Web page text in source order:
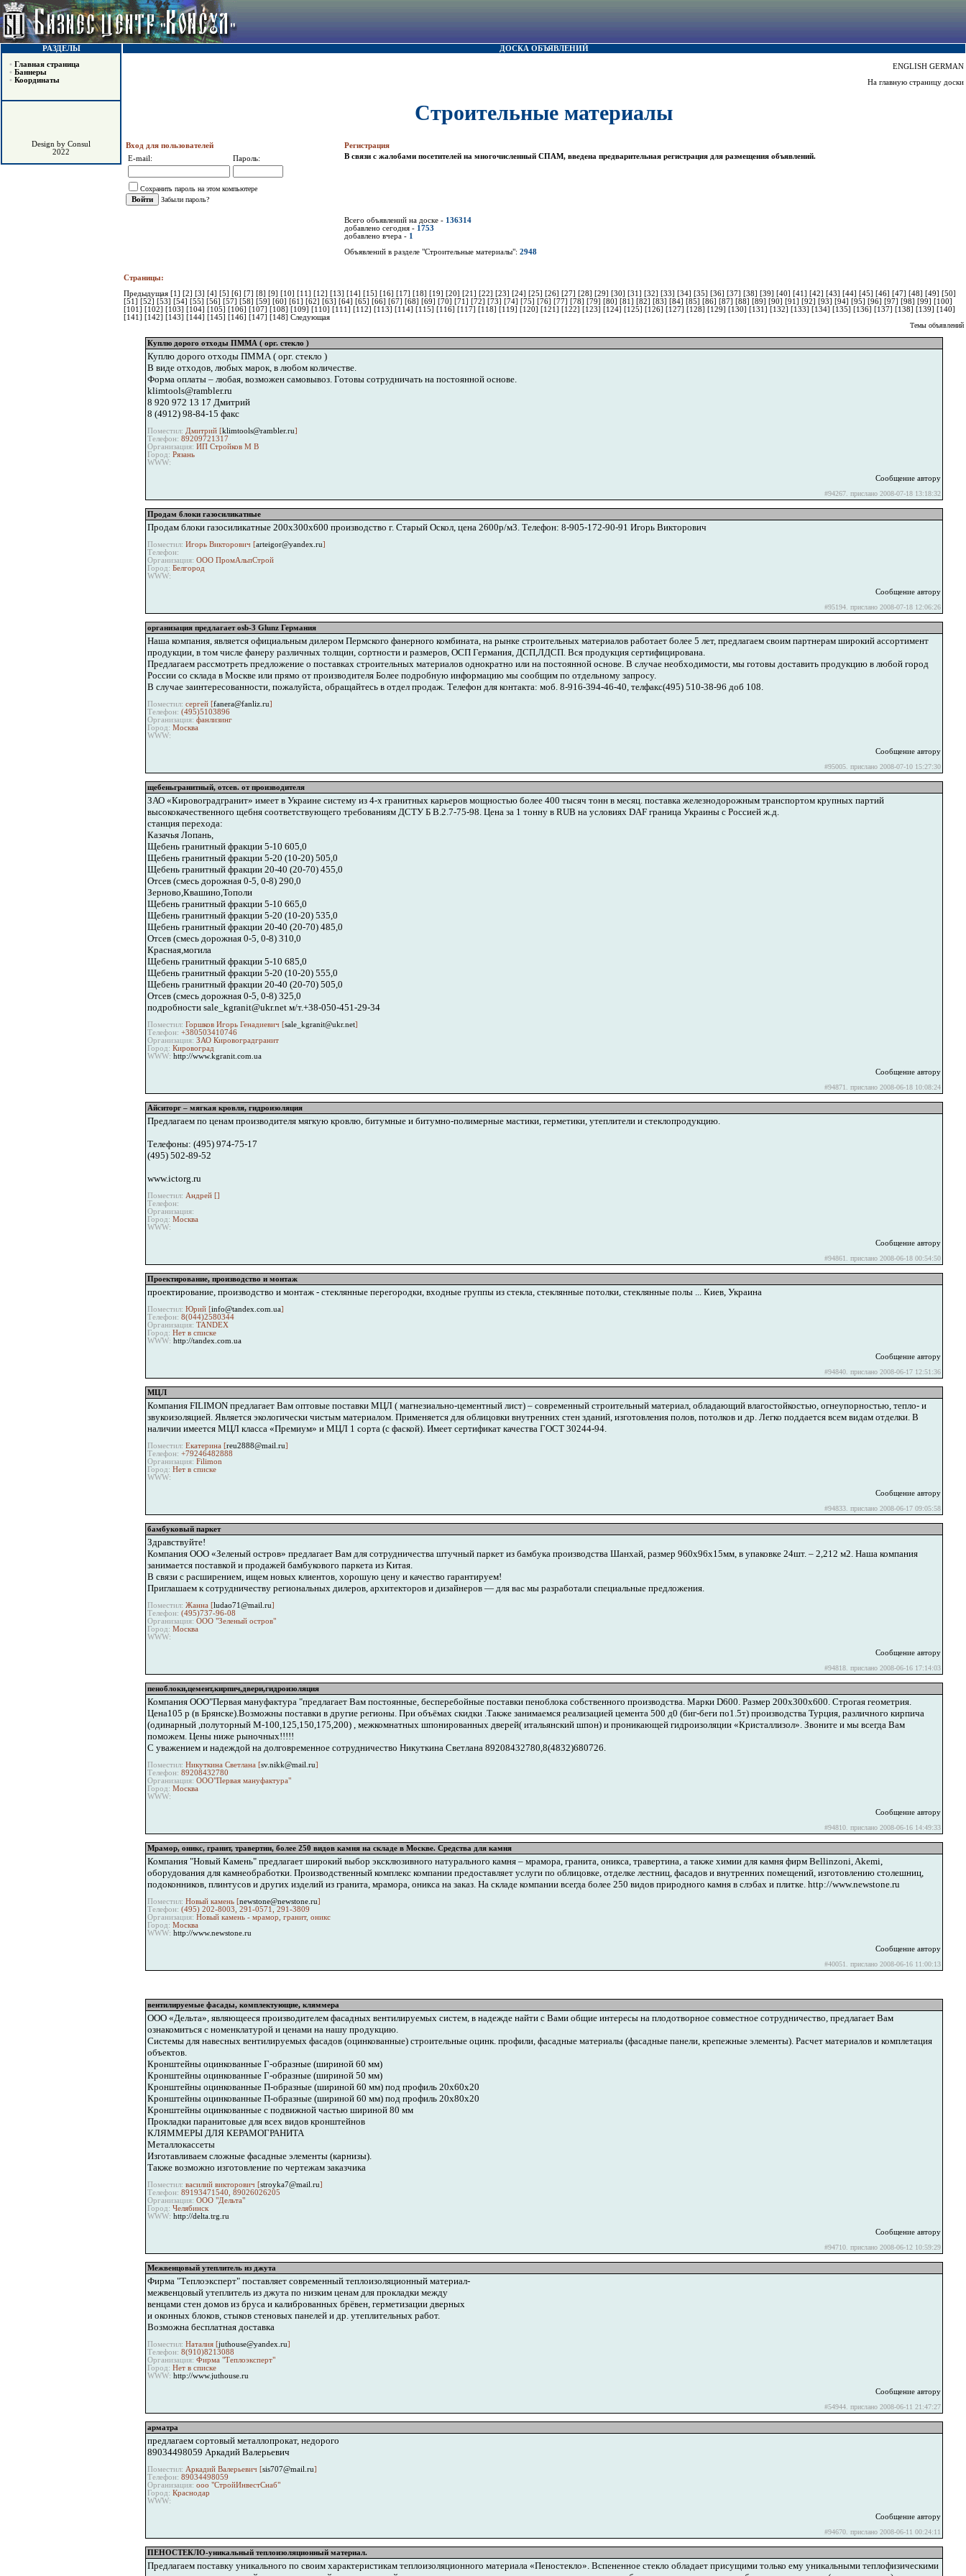
РАЗДЕЛЫ
• Главная страница
• Баннеры
• Координаты
Design by Consul
2022
ДОСКА ОБЪЯВЛЕНИЙ
ENGLISH GERMAN
На главную страницу доски
Строительные материалы
Вход для пользователей
Регистрация
E-mail:
Пароль:
Сохранить пароль на этом компьютере
Забыли пароль?
В связи с жалобами посетителей на многочисленный СПАМ, введена предварительная регистрация для размещения объявлений.
Всего объявлений на доске - 136314
добавлено сегодня - 1753
добавлено вчера - 1
Объявлений в разделе "Строительные материалы": 2948
Страницы:
Предыдущая [1] [2] [3] [4] [5] [6] [7] [8] [9] [10] [11] [12] [13] [14] [15] [16] [17] [18] [19] [20] [21] [22] [23] [24] [25] [26] [27] [28] [29] [30] [31] [32] [33] [34] [35] [36] [37] [38] [39] [40] [41] [42] [43] [44] [45] [46] [47] [48] [49] [50]
[51] [52] [53] [54] [55] [56] [57] [58] [59] [60] [61] [62] [63] [64] [65] [66] [67] [68] [69] [70] [71] [72] [73] [74] [75] [76] [77] [78] [79] [80] [81] [82] [83] [84] [85] [86] [87] [88] [89] [90] [91] [92] [93] [94] [95] [96] [97] [98] [99] [100]
[101] [102] [103] [104] [105] [106] [107] [108] [109] [110] [111] [112] [113] [114] [115] [116] [117] [118] [119] [120] [121] [122] [123] [124] [125] [126] [127] [128] [129] [130] [131] [132] [133] [134] [135] [136] [137] [138] [139] [140]
[141] [142] [143] [144] [145] [146] [147] [148] Следующая
Темы объявлений
Куплю дорого отходы ПММА ( орг. стекло )
Куплю дорого отходы ПММА ( орг. стекло )
В виде отходов, любых марок, в любом количестве.
Форма оплаты – любая, возможен самовывоз. Готовы сотрудничать на постоянной основе.
klimtools@rambler.ru
8 920 972 13 17 Дмитрий
8 (4912) 98-84-15 факс
Поместил: Дмитрий [klimtools@rambler.ru]
Телефон: 89209721317
Организация: ИП Стройков М В
Город: Рязань
WWW:
Сообщение автору
#94267. прислано 2008-07-18 13:18:32
Продам блоки газосиликатные
Продам блоки газосиликатные 200х300х600 производство г. Старый Оскол, цена 2600р/м3. Телефон: 8-905-172-90-91 Игорь Викторович
Поместил: Игорь Викторович [arteigor@yandex.ru]
Телефон:
Организация: ООО ПромАльпСтрой
Город: Белгород
WWW:
Сообщение автору
#95194. прислано 2008-07-18 12:06:26
организация предлагает osb-3 Glunz Германия
Наша компания, является официальным дилером Пермского фанерного комбината, на рынке строительных материалов работает более 5 лет, предлагаем своим партнерам широкий ассортимент
продукции, в том числе фанеру различных толщин, сортности и размеров, ОСП Германия, ДСП,ЛДСП. Вся продукция сертифицирована.
Предлагаем рассмотреть предложение о поставках строительных материалов однократно или на постоянной основе. В случае необходимости, мы готовы доставить продукцию в любой город
России со склада в Москве или прямо от производителя Более подробную информацию мы сообщим по отдельному запросу.
В случае заинтересованности, пожалуйста, обращайтесь в отдел продаж. Телефон для контакта: моб. 8-916-394-46-40, телфакс(495) 510-38-96 доб 108.
Поместил: сергей [fanera@fanliz.ru]
Телефон: (495)5103896
Организация: фанлизинг
Город: Москва
WWW:
Сообщение автору
#95005. прислано 2008-07-10 15:27:30
щебеньгранитный, отсев. от производителя
ЗАО «Кировоградгранит» имеет в Украине систему из 4-х гранитных карьеров мощностью более 400 тысяч тонн в месяц. поставка железнодорожным транспортом крупных партий
высококачественного щебня соответствующего требованиям ДСТУ Б В.2.7-75-98. Цена за 1 тонну в RUB на условиях DAF граница Украины с Россией ж.д.
станция перехода:
Казачья Лопань,
Щебень гранитный фракции 5-10 605,0
Щебень гранитный фракции 5-20 (10-20) 505,0
Щебень гранитный фракции 20-40 (20-70) 455,0
Отсев (смесь дорожная 0-5, 0-8) 290,0
Зерново,Квашино,Тополи
Щебень гранитный фракции 5-10 665,0
Щебень гранитный фракции 5-20 (10-20) 535,0
Щебень гранитный фракции 20-40 (20-70) 485,0
Отсев (смесь дорожная 0-5, 0-8) 310,0
Красная,могила
Щебень гранитный фракции 5-10 685,0
Щебень гранитный фракции 5-20 (10-20) 555,0
Щебень гранитный фракции 20-40 (20-70) 505,0
Отсев (смесь дорожная 0-5, 0-8) 325,0
подробности sale_kgranit@ukr.net м/т.+38-050-451-29-34
Поместил: Горшков Игорь Генадиевич [sale_kgranit@ukr.net]
Телефон: +380503410746
Организация: ЗАО Кировоградгранит
Город: Кировоград
WWW: http://www.kgranit.com.ua
Сообщение автору
#94871. прислано 2008-06-18 10:08:24
Айситорг – мягкая кровля, гидроизоляция
Предлагаем по ценам производителя мягкую кровлю, битумные и битумно-полимерные мастики, герметики, утеплители и стеклопродукцию.
Телефоны: (495) 974-75-17
(495) 502-89-52
www.ictorg.ru
Поместил: Андрей []
Телефон:
Организация:
Город: Москва
WWW:
Сообщение автору
#94861. прислано 2008-06-18 00:54:50
Проектирование, производство и монтаж
проектирование, производство и монтаж - стеклянные перегородки, входные группы из стекла, стеклянные потолки, стеклянные полы ... Киев, Украина
Поместил: Юрий [info@tandex.com.ua]
Телефон: 8(044)2580344
Организация: TANDEX
Город: Нет в списке
WWW: http://tandex.com.ua
Сообщение автору
#94840. прислано 2008-06-17 12:51:36
МЦЛ
Компания FILIMON предлагает Вам оптовые поставки МЦЛ ( магнезиально-цементный лист) – современный строительный материал, обладающий влагостойкостью, огнеупорностью, тепло- и
звукоизоляцией. Является экологически чистым материалом. Применяется для облицовки внутренних стен зданий, изготовления полов, потолков и др. Легко поддается всем видам отделки. В
наличии имеется МЦЛ класса «Премиум» и МЦЛ 1 сорта (с фаской). Имеет сертификат качества ГОСТ 30244-94.
Поместил: Екатерина [reu2888@mail.ru]
Телефон: +79246482888
Организация: Filimon
Город: Нет в списке
WWW:
Сообщение автору
#94833. прислано 2008-06-17 09:05:58
бамбуковый паркет
Здравствуйте!
Компания ООО «Зеленый остров» предлагает Вам для сотрудничества штучный паркет из бамбука производства Шанхай, размер 960х96х15мм, в упаковке 24шт. – 2,212 м2. Наша компания
занимается поставкой и продажей бамбукового паркета из Китая.
В связи с расширением, ищем новых клиентов, хорошую цену и качество гарантируем!
Приглашаем к сотрудничеству региональных дилеров, архитекторов и дизайнеров — для вас мы разработали специальные предложения.
Поместил: Жанна [ludao71@mail.ru]
Телефон: (495)737-96-08
Организация: ООО "Зеленый остров"
Город: Москва
WWW:
Сообщение автору
#94818. прислано 2008-06-16 17:14:03
пеноблоки,цемент,кирпич,двери,гидроизоляция
Компания ООО"Первая мануфактура "предлагает Вам постоянные, бесперебойные поставки пеноблока собственного производства. Марки D600. Размер 200х300х600. Строгая геометрия.
Цена105 р (в Брянске).Возможны поставки в другие регионы. При объёмах скидки .Также занимаемся реализацией цемента 500 д0 (биг-беги по1.5т) производства Турция, различного кирпича
(одинарный ,полуторный М-100,125,150,175,200) , межкомнатных шпонированных дверей( итальянский шпон) и проникающей гидроизоляции «Кристаллизол». Звоните и мы всегда Вам
поможем. Цены ниже рыночных!!!!!
С уважением и надеждой на долговременное сотрудничество Никуткина Светлана 89208432780,8(4832)680726.
Поместил: Никуткина Светлана [sv.nikk@mail.ru]
Телефон: 89208432780
Организация: ООО"Первая мануфактура"
Город: Москва
WWW:
Сообщение автору
#94810. прислано 2008-06-16 14:49:33
Мрамор, оникс, гранит, травертин, более 250 видов камня на складе в Москве. Средства для камня
Компания "Новый Камень" предлагает широкий выбор эксклюзивного натурального камня – мрамора, гранита, оникса, травертина, а также химии для камня фирм Bellinzoni, Akemi,
оборудования для камнеобработки. Производственный комплекс компании предоставляет услуги по облицовке, отделке лестниц, фасадов и внутренних помещений, изготовлению столешниц,
подоконников, плинтусов и других изделий из гранита, мрамора, оникса на заказ. На складе компании всегда более 250 видов природного камня в слэбах и плитке. http://www.newstone.ru
Поместил: Новый камень [newstone@newstone.ru]
Телефон: (495) 202-8003, 291-0571, 291-3809
Организация: Новый камень - мрамор, гранит, оникс
Город: Москва
WWW: http://www.newstone.ru
Сообщение автору
#40051. прислано 2008-06-16 11:00:13
вентилируемые фасады, комплектующие, кляммера
ООО «Дельта», являющееся производителем фасадных вентилируемых систем, в надежде найти с Вами общие интересы на плодотворное совместное сотрудничество, предлагает Вам
ознакомиться с номенклатурой и ценами на нашу продукцию.
Системы для навесных вентилируемых фасадов (оцинкованные) строительные оцинк. профили, фасадные материалы (фасадные панели, крепежные элементы). Расчет материалов и комплетация
объектов.
Кронштейны оцинкованные Г-образные (шириной 60 мм)
Кронштейны оцинкованные Г-образные (шириной 50 мм)
Кронштейны оцинкованные П-образные (шириной 60 мм) под профиль 20х60х20
Кронштейны оцинкованные П-образные (шириной 60 мм) под профиль 20х80х20
Кронштейны оцинкованные с подвижной частью шириной 80 мм
Прокладки паранитовые для всех видов кронштейнов
КЛЯММЕРЫ ДЛЯ КЕРАМОГРАНИТА
Металлокассеты
Изготавливаем сложные фасадные элементы (карнизы).
Также возможно изготовление по чертежам заказчика
Поместил: василий викторович [stroyka7@mail.ru]
Телефон: 89193471540, 89026026205
Организация: ООО "Дельта"
Город: Челябинск
WWW: http://delta.trg.ru
Сообщение автору
#94710. прислано 2008-06-12 10:59:29
Межвенцовый утеплитель из джута
Фирма "Теплоэксперт" поставляет современный теплоизоляционный материал-
межвенцовый утеплитель из джута по низким ценам для прокладки между
венцами стен домов из бруса и калиброванных брёвен, герметизации дверных
и оконных блоков, стыков стеновых панелей и др. утеплительных работ.
Возможна бесплатная доставка
Поместил: Наталия [juthouse@yandex.ru]
Телефон: 8(910)8213088
Организация: Фирма "Теплоэксперт"
Город: Нет в списке
WWW: http://www.juthouse.ru
Сообщение автору
#54944. прислано 2008-06-11 21:47:27
арматра
предлагаем сортовый металлопрокат, недорого
89034498059 Аркадий Валерьевич
Поместил: Аркадий Валерьевич [sis707@mail.ru]
Телефон: 89034498059
Организация: ооо "СтройИнвестСнаб"
Город: Краснодар
WWW:
Сообщение автору
#94670. прислано 2008-06-11 00:24:11
ПЕНОСТЕКЛО-уникальный теплоизоляционный материал.
Предлагаем поставку уникального по своим характеристикам теплоизоляционного материала «Пеностекло». Вспененное стекло обладает присущими только ему уникальными теплофизическими